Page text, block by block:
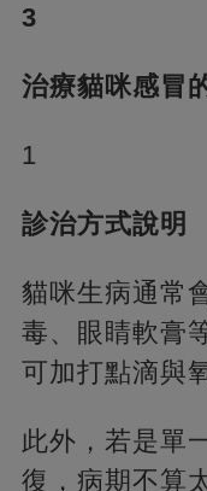
3
治療貓咪感冒
1
診治方式說明
貓咪生病通常
毒、眼睛軟膏
可加打點滴與
此外，若是單
復，病期不算